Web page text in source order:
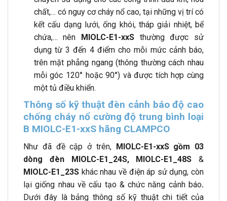
chất,… có nguy cơ cháy nổ cao, tại những vị trí có
kết cấu dạng lưới, ống khói, tháp giải nhiệt, bể
chứa,… nên MIOLC-E1-xxS thường được sử
dụng từ 3 đến 4 điểm cho mỗi mức cảnh báo,
trên mặt phẳng ngang (thông thường cách nhau
mỗi góc 120° hoặc 90°) và được tích hợp cùng
một tủ điều khiển.
Thông số kỹ thuật đèn cảnh báo độ cao
chống cháy nổ cường độ trung bình loại
B MIOLC-E1-xxS hãng CLAMPCO
Như đã đề cập ở trên, MIOLC-E1-xxS gồm 03
dòng đèn MIOLC-E1_24S, MIOLC-E1_48S &
MIOLC-E1_23S khác nhau về điện áp sử dụng, còn
lại giống nhau về cấu tạo & chức năng cảnh báo.
Dưới đây là bảng thông số kỹ thuật chi tiết của